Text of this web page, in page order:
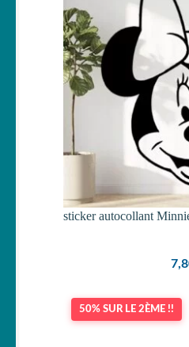
sticker autocollant
50% SUR LE 2ÈME !!